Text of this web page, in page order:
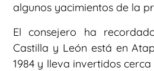
algunos yacimientos de la
El consejero ha
Castilla y León está en
1984 y lleva invertidos